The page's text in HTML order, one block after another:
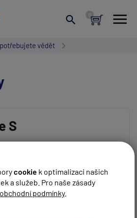
cookie k optimalizaci našich
a služeb. Pro naše zásady
obchodní podmínky.
vědět
S
REAGOVAT